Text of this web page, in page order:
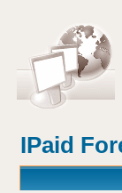
IPaid